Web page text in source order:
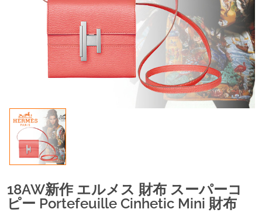
18AW新作 エルメス 財布 スーパーコ
ピー Portefeuille Cinhetic Mini 財布